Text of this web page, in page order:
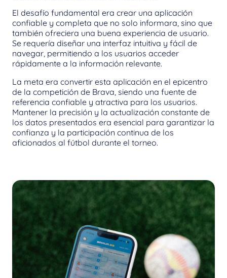
El desafío fundamental era crear una aplicación
confiable y completa que no solo informara, sino que
también ofreciera una buena experiencia de usuario.
Se requería diseñar una interfaz intuitiva y fácil de
navegar, permitiendo a los usuarios acceder
rápidamente a la información relevante.
La meta era convertir esta aplicación en el epicentro
de la competición de Brava, siendo una fuente de
referencia confiable y atractiva para los usuarios.
Mantener la precisión y la actualización constante de
los datos presentados era esencial para garantizar la
confianza y la participación continua de los
aficionados al fútbol durante el torneo.